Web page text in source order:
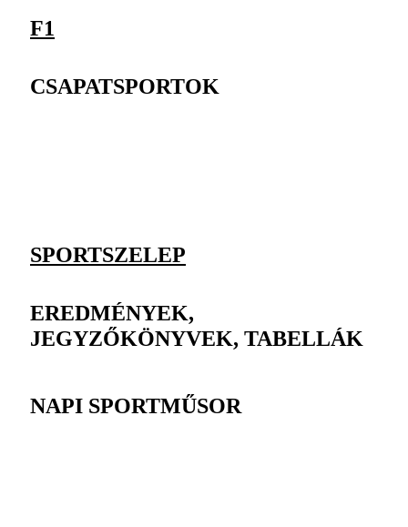
F1
CSAPATSPORTOK
SPORTSZELEP
EREDMÉNYEK,
JEGYZŐKÖNYVEK, TABELLÁK
NAPI SPORTMŰSOR